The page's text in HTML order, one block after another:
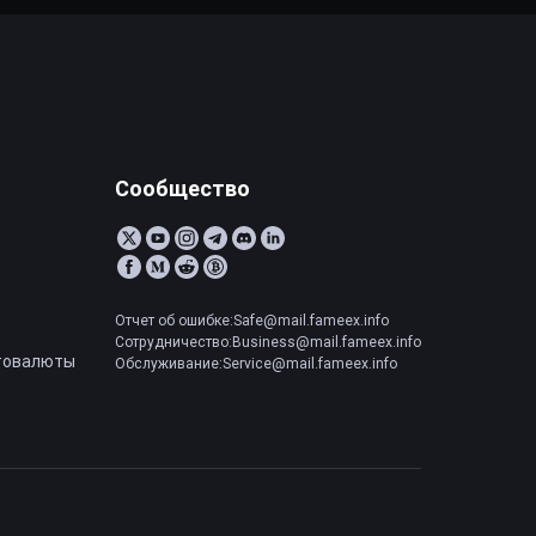
Сообщество
Отчет об ошибке:Safe@mail.fameex.info
Сотрудничество:Business@mail.fameex.info
Обслуживание:Service@mail.fameex.info